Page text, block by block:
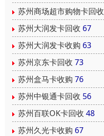
苏州商场超市购物卡回收
苏州大润发卡回收 67
苏州大润发卡收购 63
苏州京东卡回收 73
苏州盒马卡收购 76
苏州中银通卡回收 56
苏州百联OK卡回收 48
苏州久光卡收购 67